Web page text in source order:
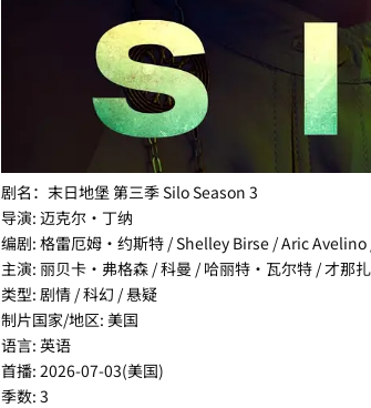
剧名：末日地堡 第三季 Silo Season 3
导演: 迈克尔·丁纳
编剧: 格雷厄姆·约斯特 / Shelley Birse / Aric
主演: 丽贝卡·弗格森 / 科曼 / 哈丽特·瓦尔特 / 才那
类型: 剧情 / 科幻 / 悬疑
制片国家/地区: 美国
语言: 英语
首播: 2026-07-03(美国)
季数: 3